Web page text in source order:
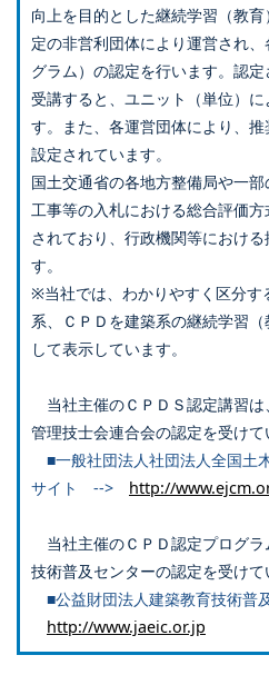
向上を目的とした継続学習（教
定の非営利団体により運営され
グラム）の認定を行います。認
受講すると、ユニット（単位）
す。また、各運営団体により、
設定されています。
国土交通省の各地方整備局や一
工事等の入札における総合評価
されており、行政機関等におけ
す。
※当社では、わかりやすく区分す
系、ＣＰＤを建築系の継続学習
して表示しています。
当社主催のＣＰＤＳ認定講習
管理技士会連合会の認定を受けて
■一般社団法人社団法人全国土
サイト --> http://
当社主催のＣＰＤ認定プログ
技術普及センターの認定を受けて
■公益財団法人建築教育技術
http://www.jaeic.or.jp